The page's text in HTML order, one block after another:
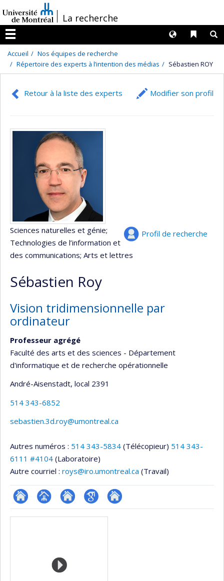
au
contenu
/La recherche
Menu
Liens
Langues
Accueil
Nos équipes de recherche
Répertoire des experts à l’intention des médias
Sébastien ROY
Retour à la liste des experts Modifier son profil
Profil de recherche
Sciences naturelles et génie;
Technologies de l’information et
des communications; Arts et lettres
Sébastien Roy
Vision tridimensionnelle par
ordinateur
Professeur agrégé
Faculté des arts et des sciences - Département
d'informatique et de recherche opérationnelle
André-Aisenstadt, local 2391
514 343-6852
sebastien.3d.roy@umontreal.ca
Autres numéros : 514 343-5834 (Télécopieur) 514 343-
6111 #4104 (Laboratoire)
Autre courriel : roys@iro.umontreal.ca (Travail)
ResearchGate
Page Site
de
recherche
GoogleAutre
Médias